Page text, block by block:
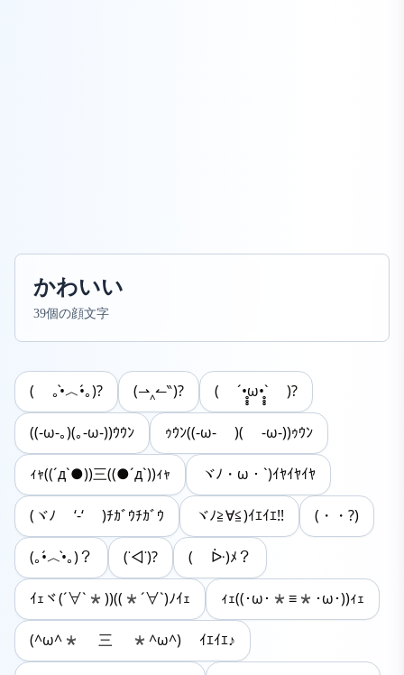
かわいい
39個の顔文字
( ｡•̀︿•́｡)? (⇀‸↼‶)? ( ´•̥̥̥ω•̥̥̥` )?
((-ω-｡)(｡-ω-))ｳｳﾝ ｩｳﾝ((-ω- )( -ω-))ｩｳﾝ
ｨｬ((´д`●))三((●´д`))ｨｬ ヾﾉ・ω・`)ｲﾔｲﾔｲﾔ
(ヾﾉ ‘-‘ )ﾁｶﾞｳﾁｶﾞｳ ヾﾉ≧∀≦)ｲｴｲｴ!! (・・?)
(｡•́︿•̀｡)？ (˙◁˙)? ( ᐕ)ﾒ？
ｲｪヾ(´∀`*))((*´∀`)ﾉｲｪ ｨｪ((･ω･*≡*･ω･))ｨｪ
(^ω^* 三 *^ω^) ｲｴｲｴ♪